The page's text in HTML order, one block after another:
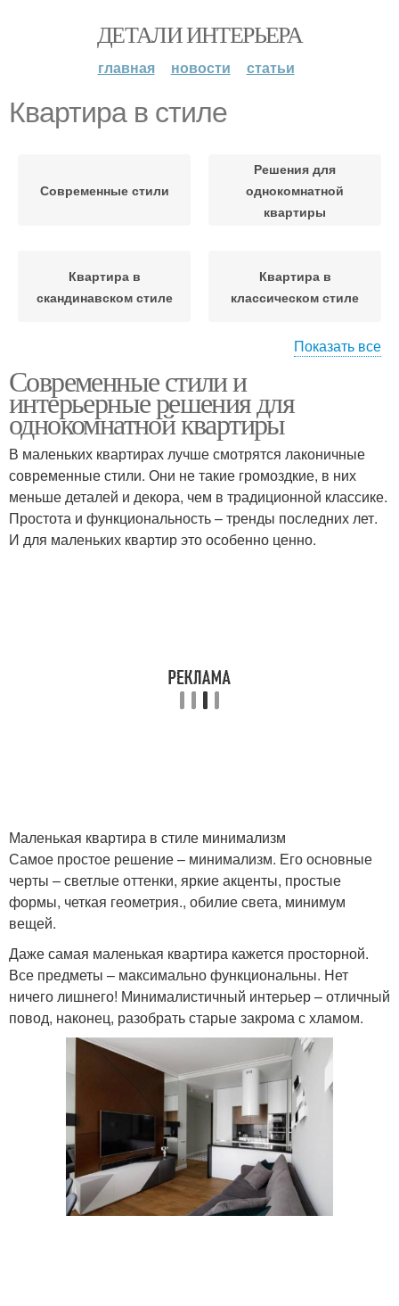
ДЕТАЛИ ИНТЕРЬЕРА
главная новости статьи
Квартира в стиле
Современные стили
Решения для
однокомнатной
квартиры
Квартира в
скандинавском стиле
Квартира в
классическом стиле
однокомнатной
квартиры
Пространство в
однокомнатной
квартире
Основные стили
Планировка для
однокомнатной
квартиры
Квартира без стен
Руки в стиле Ремонт в стиле
Изделия в стиле Мебели в стиле
Дизайн в стиле
Двухкомнатная
квартира
Показать все
Современные стили и
интерьерные решения для
однокомнатной квартиры
В маленьких квартирах лучше смотрятся лаконичные
современные стили. Они не такие громоздкие, в них
меньше деталей и декора, чем в традиционной классике.
Простота и функциональность – тренды последних лет.
И для маленьких квартир это особенно ценно.
Маленькая квартира в стиле минимализм
Самое простое решение – минимализм. Его основные
черты – светлые оттенки, яркие акценты, простые
формы, четкая геометрия., обилие света, минимум
вещей.
Даже самая маленькая квартира кажется просторной.
Все предметы – максимально функциональны. Нет
ничего лишнего! Минималистичный интерьер – отличный
повод, наконец, разобрать старые закрома с хламом.